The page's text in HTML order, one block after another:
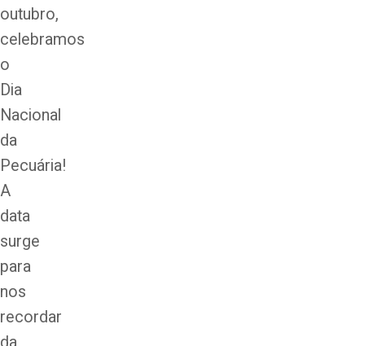
outubro,
celebramos
o
Dia
Nacional
da
Pecuária!
A
data
surge
para
nos
recordar